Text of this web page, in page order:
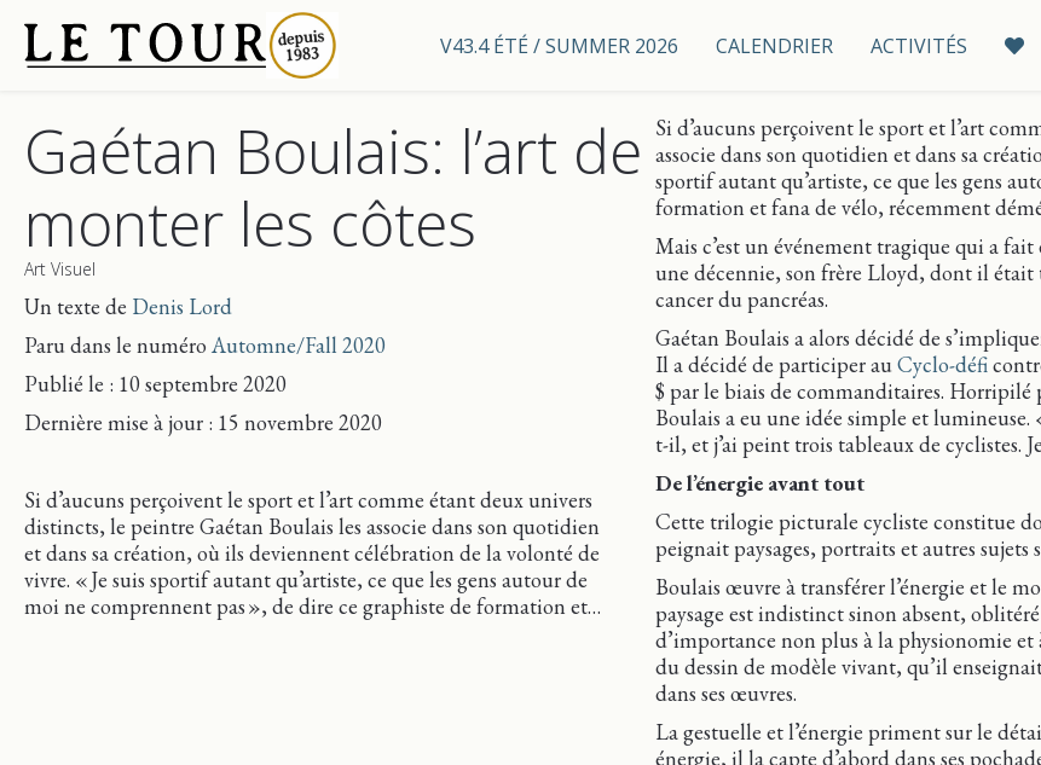
V43.4 ÉTÉ / SUMMER 2026 CALENDRIER ACTIVITÉS
Gaétan Boulais: l’art de
monter les côtes
Art Visuel
Un texte de Denis Lord
Paru dans le numéro Automne/Fall 2020
Publié le : 10 septembre 2020
Dernière mise à jour : 15 novembre 2020
Si d’aucuns perçoivent le sport et l’art comme étant deux univers
distincts, le peintre Gaétan Boulais les associe dans son quotidien
et dans sa création, où ils deviennent célébration de la volonté de
vivre. « Je suis sportif autant qu’artiste, ce que les gens autour de
moi ne comprennent pas », de dire ce graphiste de formation et…
Si d’aucuns perçoivent le sport et l’art
associe dans son quotidien et dans sa
sportif autant qu’artiste, ce que les gens
formation et fana de vélo, récemment
Mais c’est un événement tragique qui a
une décennie, son frère Lloyd, dont il était
cancer du pancréas.
Gaétan Boulais a alors décidé de
Il a décidé de participer auCyclo-défi
$ par le biais de commanditaires. Horripilé
Boulais a eu une idée simple et
t-il, et j’ai peint trois tableaux de cyclistes.
De l’énergie avant tout
Cette trilogie picturale cycliste constitue
peignait paysages, portraits et autres sujets
Boulais œuvre à transférer l’énergie et le
paysage est indistinct sinon absent,
d’importance non plus à la physionomie
du dessin de modèle vivant, qu’il
dans ses œuvres.
La gestuelle et l’énergie priment sur le
énergie, il la capte d’abord dans ses